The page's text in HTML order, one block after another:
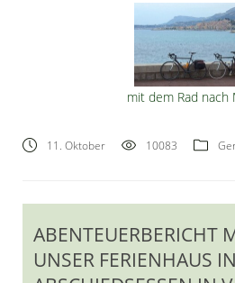
mit dem Rad nach
11. Oktober 10083
ABENTEUERBERICHT
UNSER FERIENHAUS